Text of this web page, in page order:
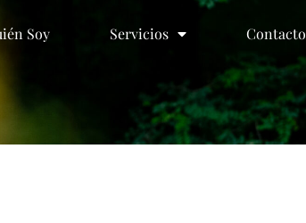
Soy Contacto
Soy Servicios Contacto